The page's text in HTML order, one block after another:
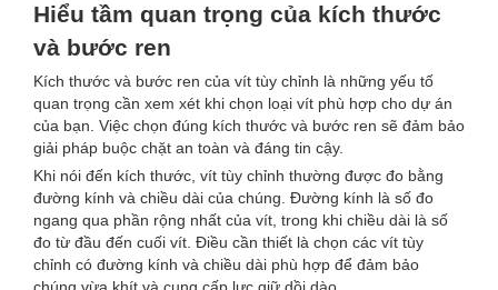
Hiểu tầm quan trọng của kích thước
và bước ren
Kích thước và bước ren của vít tùy chỉnh là những yếu tố
quan trọng cần xem xét khi chọn loại vít phù hợp cho dự án
của bạn. Việc chọn đúng kích thước và bước ren sẽ đảm bảo
giải pháp buộc chặt an toàn và đáng tin cậy.
Khi nói đến kích thước, vít tùy chỉnh thường được đo bằng
đường kính và chiều dài của chúng. Đường kính là số đo
ngang qua phần rộng nhất của vít, trong khi chiều dài là số
đo từ đầu đến cuối vít. Điều cần thiết là chọn các vít tùy
chỉnh có đường kính và chiều dài phù hợp để đảm bảo